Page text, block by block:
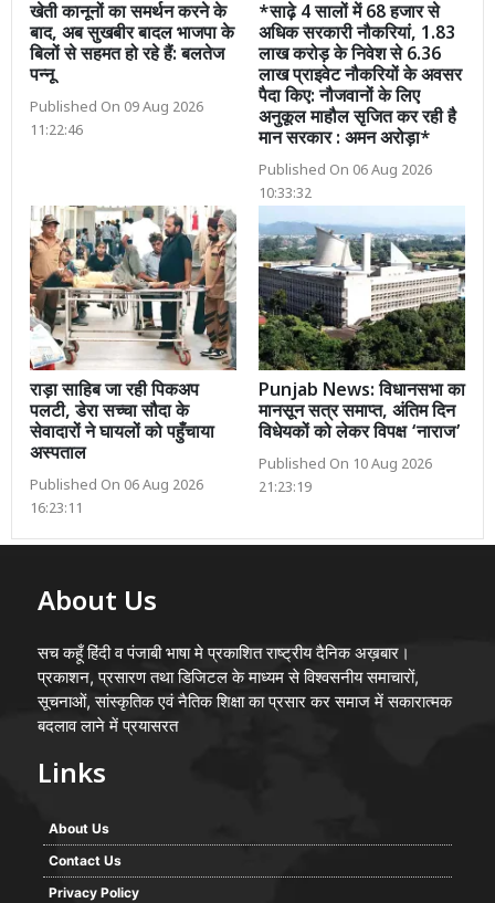
खेती कानूनों का समर्थन करने के
बाद, अब सुखबीर बादल भाजपा के
बिलों से सहमत हो रहे हैं: बलतेज
पन्नू
Published On 09 Aug 2026
11:22:46
*साढ़े 4 सालों में 68 हजार से
अधिक सरकारी नौकरियां, 1.83
लाख करोड़ के निवेश से 6.36
लाख प्राइवेट नौकरियों के अवसर
पैदा किए: नौजवानों के लिए
अनुकूल माहौल सृजित कर रही है
मान सरकार : अमन अरोड़ा*
Published On 06 Aug 2026
10:33:32
राड़ा साहिब जा रही पिकअप
पलटी, डेरा सच्चा सौदा के
सेवादारों ने घायलों को पहुँचाया
अस्पताल
Published On 06 Aug 2026
16:23:11
Punjab News: विधानसभा का
मानसून सत्र समाप्त, अंतिम दिन
विधेयकों को लेकर विपक्ष ‘नाराज’
Published On 10 Aug 2026
21:23:19
About Us
सच कहूँ हिंदी व पंजाबी भाषा मे प्रकाशित राष्ट्रीय दैनिक अख़बार।
प्रकाशन, प्रसारण तथा डिजिटल के माध्यम से विश्वसनीय समाचारों,
सूचनाओं, सांस्कृतिक एवं नैतिक शिक्षा का प्रसार कर समाज में सकारात्मक
बदलाव लाने में प्रयासरत
Links
About Us
Contact Us
Privacy Policy